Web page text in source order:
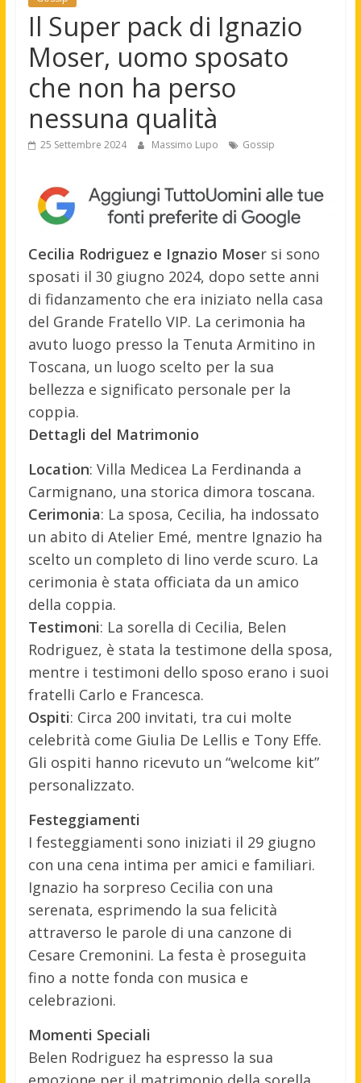
Il Super pack di Ignazio
Moser, uomo sposato
che non ha perso
nessuna qualità
25 Settembre 2024 Massimo Lupo Gossip
Cecilia Rodriguez e Ignazio Moser si sono
sposati il 30 giugno 2024, dopo sette anni
di fidanzamento che era iniziato nella casa
del Grande Fratello VIP. La cerimonia ha
avuto luogo presso la Tenuta Armitino in
Toscana, un luogo scelto per la sua
bellezza e significato personale per la
coppia.
Dettagli del Matrimonio
Location: Villa Medicea La Ferdinanda a
Carmignano, una storica dimora toscana.
Cerimonia: La sposa, Cecilia, ha indossato
un abito di Atelier Emé, mentre Ignazio ha
scelto un completo di lino verde scuro. La
cerimonia è stata officiata da un amico
della coppia.
Testimoni: La sorella di Cecilia, Belen
Rodriguez, è stata la testimone della sposa,
mentre i testimoni dello sposo erano i suoi
fratelli Carlo e Francesca.
Ospiti: Circa 200 invitati, tra cui molte
celebrità come Giulia De Lellis e Tony Effe.
Gli ospiti hanno ricevuto un “welcome kit”
personalizzato.
Festeggiamenti
I festeggiamenti sono iniziati il 29 giugno
con una cena intima per amici e familiari.
Ignazio ha sorpreso Cecilia con una
serenata, esprimendo la sua felicità
attraverso le parole di una canzone di
Cesare Cremonini. La festa è proseguita
fino a notte fonda con musica e
celebrazioni.
Momenti Speciali
Belen Rodriguez ha espresso la sua